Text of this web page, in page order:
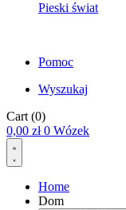
Pieski świat
Pomoc
Wyszukaj
Cart (0)
0,00 zł 0 Wózek
Home
Dom